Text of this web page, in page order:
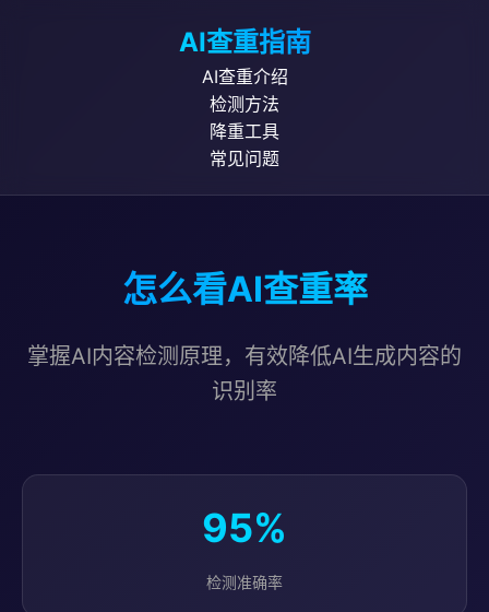
AI查重指南
AI查重介绍
检测方法
降重工具
常见问题
怎么看AI查重率
掌握AI内容检测原理，有效降低AI生成内容的
识别率
95%
检测准确率